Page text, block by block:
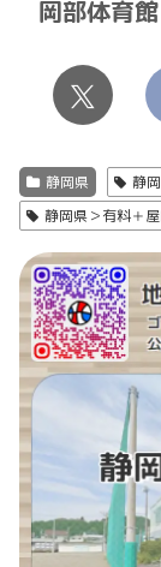
岡部体育
静岡県 静
静岡県＞有料＋屋